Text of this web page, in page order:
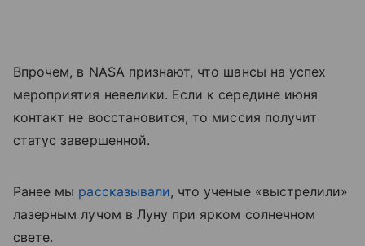
Впрочем, в NASA признают, что шансы на успех
мероприятия невелики. Если к середине июня
контакт не восстановится, то миссия получит
статус завершенной.
Ранее мы рассказывали, что ученые «выстрелили»
лазерным лучом в Луну при ярком солнечном
свете.